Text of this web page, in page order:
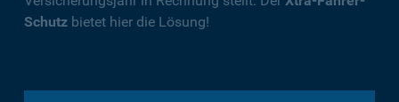
Schutz bietet hier die Lösung!